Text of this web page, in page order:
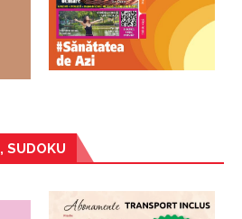
SUDOKU